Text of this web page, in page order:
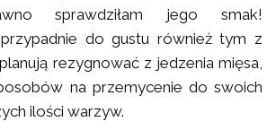
sprawdziłam jego smak!
do gustu również tym z
rezygnować z jedzenia mięsa,
na przemycenie do swoich
ilości warzyw.